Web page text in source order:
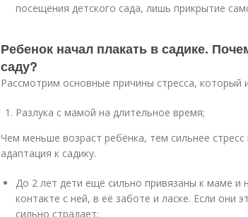
посещения детского сада, лишь прикрытие
Ребенок начал плакать в садике.
саду?
Рассмотрим основные причины стресса,
Разлука с мамой на длительное время;
Чем меньше возраст ребёнка, тем сильнее
адаптация к садику.
До 2 лет дети ещё сильно привязаны к маме
контакте с ней, в её заботе и ласке. Если они
сильно страдает;